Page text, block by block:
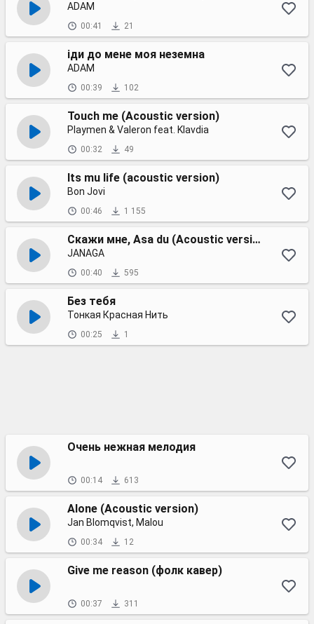
ADAM
00:41 21
іди до мене моя неземна
ADAM
00:39 102
Touch me (Acoustic version)
Playmen & Valeron feat. Klavdia
00:32 49
Its mu life (acoustic version)
Bon Jovi
00:46 1 155
Скажи мне, Asa du (Acoustic version)
JANAGA
00:40 595
Без тебя
Тонкая Красная Нить
00:25 1
Очень нежная мелодия
00:14 613
Alone (Acoustic version)
Jan Blomqvist, Malou
00:34 12
Give me reason (фолк кавер)
00:37 311